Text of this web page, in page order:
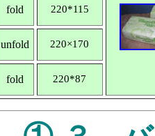
fold
220*115
unfold 220×170
fold 220*87